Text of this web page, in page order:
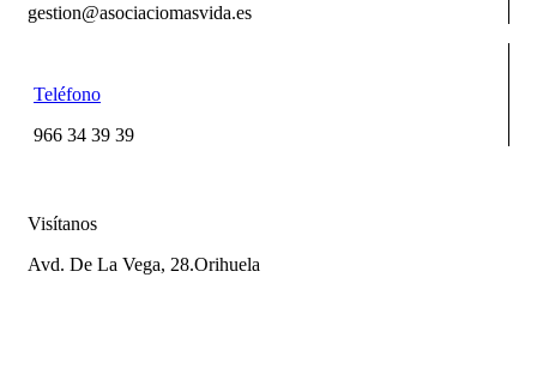
gestion@asociaciomasvida.es
Teléfono
966 34 39 39
Visítanos
Avd. De La Vega, 28.Orihuela